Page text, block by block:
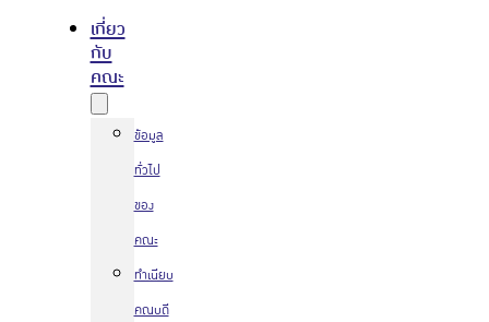
เกี่ยว
กับ
คณะ
ข้อมูล
ทั่วไป
ของ
คณะ
ทำเนียบ
คณบดี